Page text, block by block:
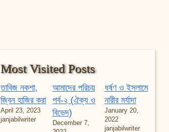
Most Visited Posts
তাবিজ নকশা,
জ্বিন হাজির করা
April 23, 2023
janjabilwriter
আমাদের পরিচয়
পর্ব-২ (ঐক্য ও
বিভেদ)
December 7,
ধর্ষণ ও ইসলামে
নারীর মর্যাদা
January 20,
2022
janjabilwriter